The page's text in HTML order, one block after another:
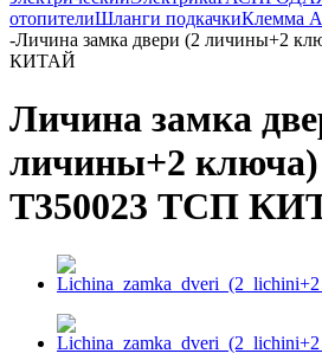
отопителиШланги подкачкиКлемма
-Личина замка двери (2 личины+2
КИТАЙ
Личина замка
личины+2
T350023 ТСП